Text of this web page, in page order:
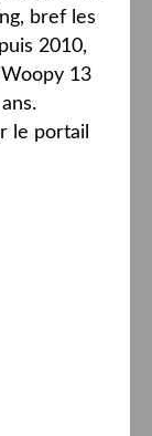
bref les
2010,
13
le portail